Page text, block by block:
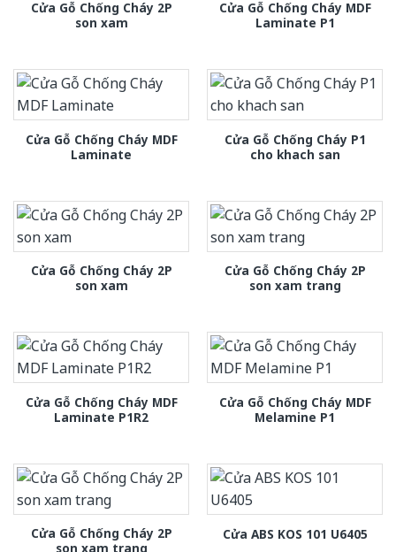
Cửa Gỗ Chống Cháy 2P
son xam
Cửa Gỗ Chống Cháy MDF
Laminate P1
Cửa Gỗ Chống Cháy MDF
Laminate
Cửa Gỗ Chống Cháy P1
cho khach san
Cửa Gỗ Chống Cháy 2P
son xam
Cửa Gỗ Chống Cháy 2P
son xam trang
Cửa Gỗ Chống Cháy MDF
Laminate P1R2
Cửa Gỗ Chống Cháy MDF
Melamine P1
Cửa Gỗ Chống Cháy 2P
son xam trang
Cửa ABS KOS 101 U6405